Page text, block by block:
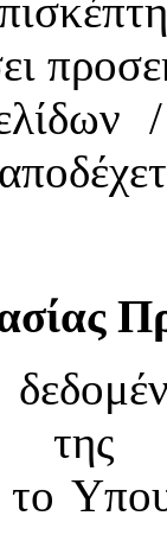
το